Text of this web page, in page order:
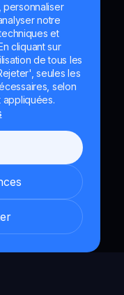
notre
et
cliquant sur
de tous les
seules les
selon
appliquées.
développement